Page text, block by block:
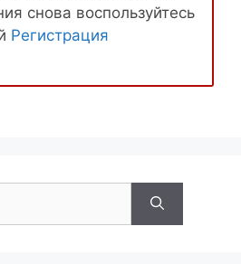
снова воспользуйтесь
Регистрация